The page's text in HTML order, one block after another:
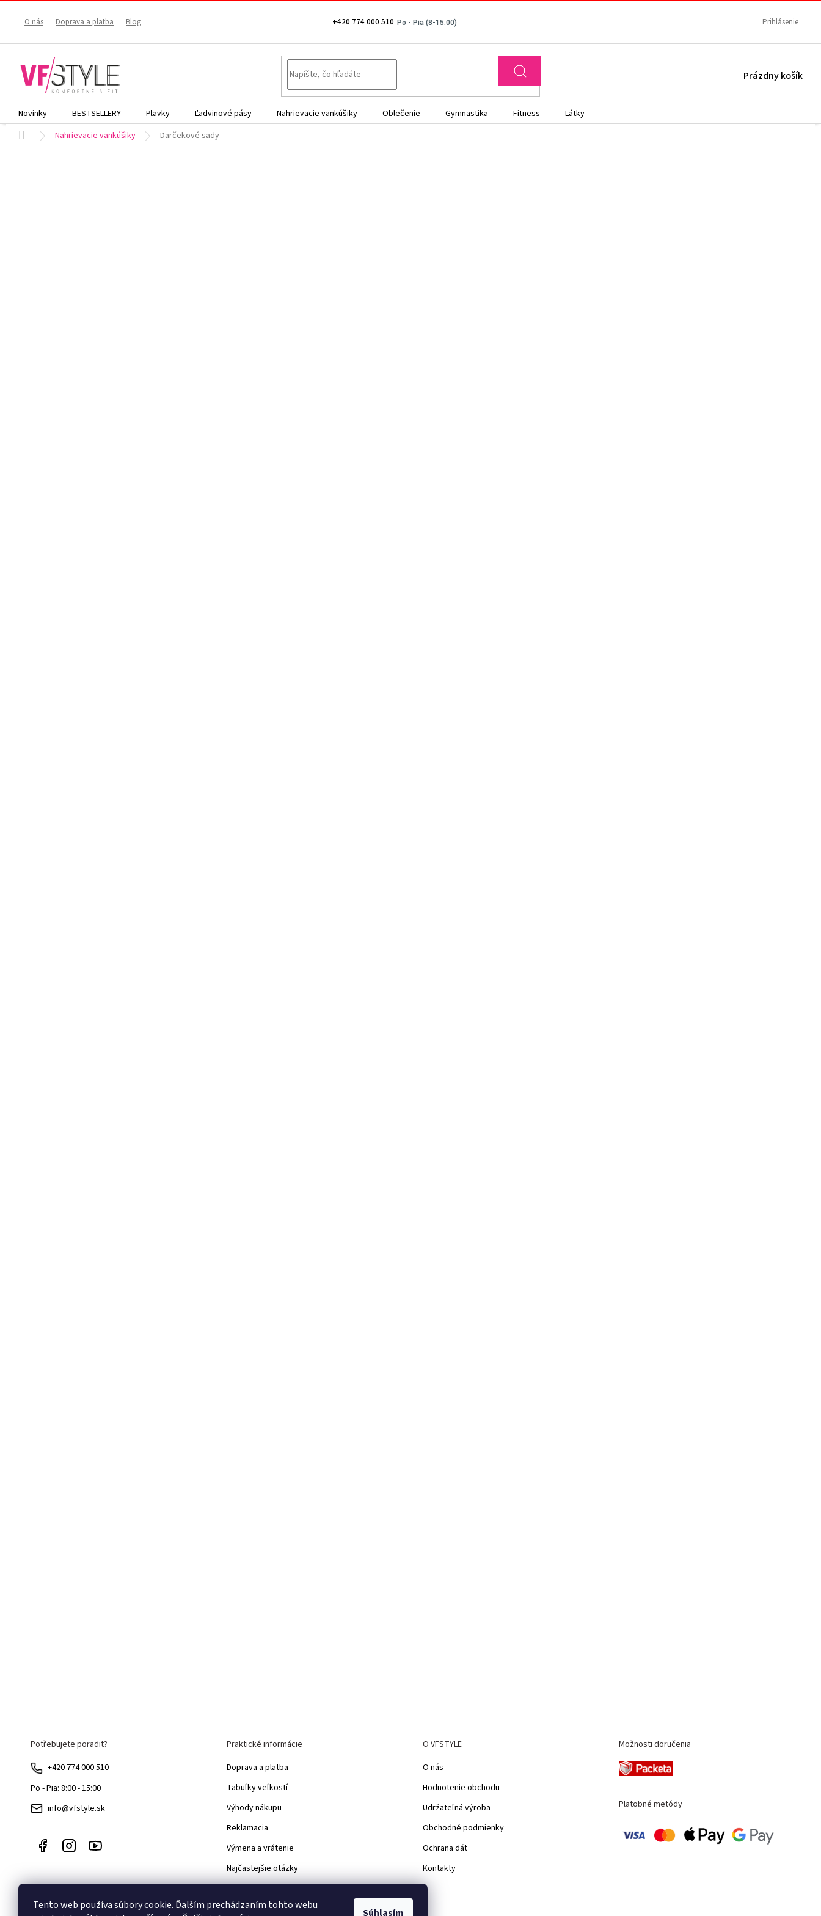
Tento web používa súbory cookie. Ďalším prechádzaním tohto webu
Súhlasím
+420 774 000 510
O nás Doprava a platba Blog Prihlásenie
NÁKUPNÝ
Prázdny košík
Novinky BESTSELLERY Plavky Ľadvinové pásy Nahrievacie vankúšiky Oblečenie Gymnastika Fitness
Látky
DomovNahrievacie vankúšiky Darčekové sady
Potřebujete poradit?
+420 774 000 510
Po - Pia: 8:00 - 15:00
info@vfstyle.sk
Praktické informácie
Doprava a platba
Tabuľky veľkostí
Výhody nákupu
Reklamacia
Výmena a vrátenie
Najčastejšie otázky
Blog
O VFSTYLE
O nás
Hodnotenie obchodu
Udržateľná výroba
Obchodné podmienky
Ochrana dát
Kontakty
Možnosti doručenia
Platobné metódy